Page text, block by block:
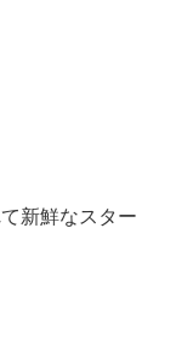
新鮮なスター